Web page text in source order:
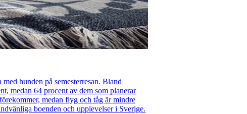
hunden på semesterresan. Bland
medan 64 procent av dem som planerar
medan flyg och tåg är mindre
boenden och upplevelser i Sverige.